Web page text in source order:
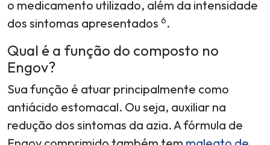
o medicamento utilizado, além da intensidade
dos sintomas apresentados 6.
Qual é a função do composto no
Engov?
Sua função é atuar principalmente como
antiácido estomacal. Ou seja, auxiliar na
redução dos sintomas da azia. A fórmula de